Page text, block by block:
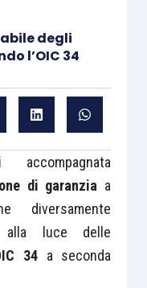
degli
l’OIC 34
accompagnata
di garanzia a
diversamente
alla luce delle
34a seconda